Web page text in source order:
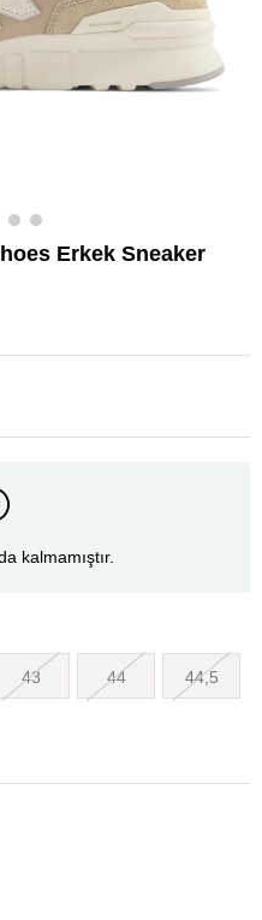
Erkek Sneaker
kalmamıştır.
43 44 44,5